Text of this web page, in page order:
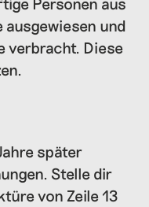
und
verbracht. Diese
später
Stelle dir
von Zeile 13